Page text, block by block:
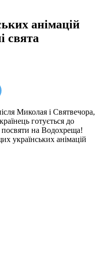
анімацій
свята
Миколая і Святвечора,
готується до
на Водохреща!
українських анімацій